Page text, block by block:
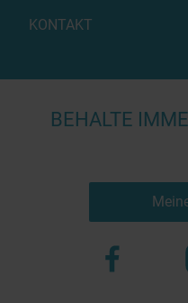
KONTAKT
BEHALTE